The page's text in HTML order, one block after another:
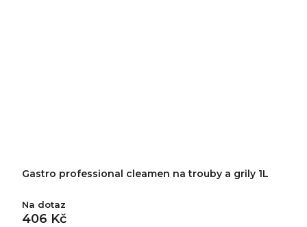
Gastro professional cleamen na trouby a grily 1L
Na dotaz
406 Kč